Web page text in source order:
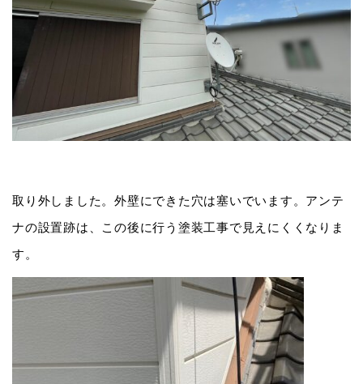
取り外しました。外壁にできた穴は塞いでいます。アンテ
ナの設置跡は、この後に行う塗装工事で見えにくくなりま
す。